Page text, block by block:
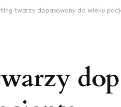
twarzy dopasowany do wieku